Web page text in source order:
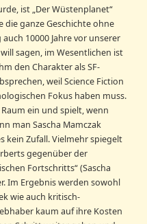
ist „Der Wüstenplanet“
die ganze Geschichte ohne
10000 Jahre vor unserer
sagen, im Wesentlichen ist
den Charakter als SF-
weil Science Fiction
Fokus haben muss.
ein und spielt, wenn
man Sascha Mamczak
kein Zufall. Vielmehr spiegelt
gegenüber der
Fortschritts“ (Sascha
Im Ergebnis werden sowohl
wie auch kritisch-
kaum auf ihre Kosten